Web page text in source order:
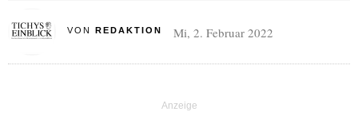
VON REDAKTION Mi, 2. Februar 2022